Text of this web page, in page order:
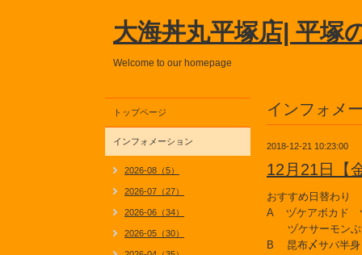
大海丼丸平塚店| 平塚
Welcome to our homepage
インフォメ
2018-12-21 10:23:00
12月21日【
おすすめ日替わり
A ヅケアボカド
ヅケサーモン
B 昆布〆サバ半
トップページ
インフォメーション
2026-08（5）
2026-07（27）
2026-06（34）
2026-05（30）